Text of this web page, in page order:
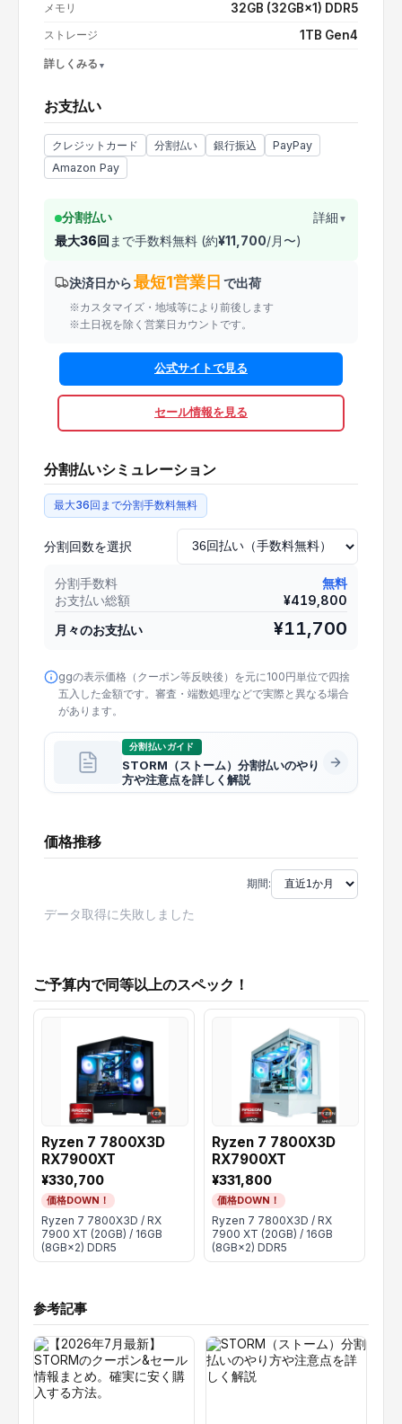
メモリ 32GB (32GB×1) DDR5
ストレージ 1TB Gen4
詳しくみる
電源
CPUクーラー 大型空冷
お支払い
クレジットカード 分割払い 銀行振込
PayPay
Amazon Pay
分割払い 詳細 ▼
最大36回 まで手数料無料 (約¥11,700/月〜)
決済日から最短1営業日 で出荷
※カスタマイズ・地域等により前後します
※土日祝を除く営業日カウントです。
公式サイトで見る
セール情報を見る
分割払いシミュレーション
最大36回まで分割手数料無料
分割回数を選択
分割手数料
無料
お支払い総額
¥419,800
月々のお支払い
¥11,700
ggの表示価格（クーポン等反映後）を元に100円単位で四捨
五入した金額です。審査・端数処理などで実際と異なる場合
があります。
分割払いガイド
STORM（ストーム）分割払いのやり
方や注意点を詳しく解説
価格推移
期間:
データ取得に失敗しました
ご予算内で同等以上のスペック！
Ryzen 7 7800X3D
RX7900XT
¥330,700
価格DOWN！
Ryzen 7 7800X3D / RX
7900 XT (20GB) / 16GB
(8GB×2) DDR5
Ryzen 7 7800X3D
RX7900XT
¥331,800
価格DOWN！
Ryzen 7 7800X3D / RX
7900 XT (20GB) / 16GB
(8GB×2) DDR5
参考記事